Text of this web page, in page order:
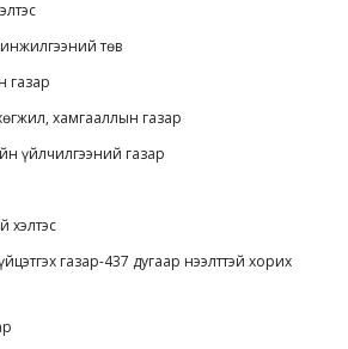
төв
газар
хамгааллын газар
үйлчилгээний газар
хэлтэс
газар-437 дугаар нээлттэй хорих